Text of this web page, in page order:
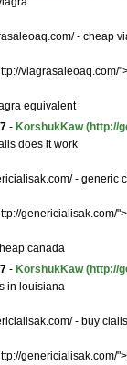
- cheap
viagrasaleoaq.com/
equivalent
- KorshukKaw (http://
does it work
- generic
genericialisak.com/
canada
- KorshukKaw (http://
in louisiana
- buy cialis
genericialisak.com/